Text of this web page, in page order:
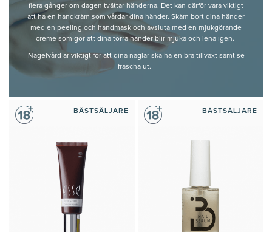
flera gånger om dagen tvättar händerna. Det kan därför vara viktigt
att ha en handkräm som vårdar dina händer. Skäm bort dina händer
med en peeling och handmask och avsluta med en mjukgörande
creme som gör att dina torra händer blir mjuka och lena igen.
Nagelvård är viktigt för att dina naglar ska ha en bra tillväxt samt se
fräscha ut.
BÄSTSÄLJARE BÄSTSÄLJARE